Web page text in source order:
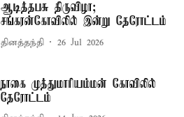
ஆடித்தபசு திருவிழா;
சங்கரன்கோவிலில் இன்று தேரோட்டம்
தினத்தந்தி 26 Jul 2026
நாகை முத்துமாரியம்மன் கோவிலில்
தேரோட்டம்